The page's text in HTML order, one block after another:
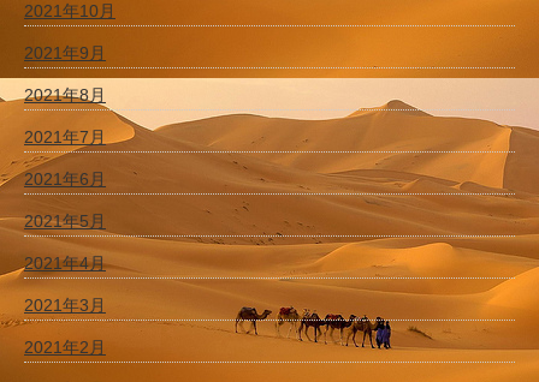
2021年10月
2021年9月
2021年8月
2021年7月
2021年6月
2021年5月
2021年4月
2021年3月
2021年2月